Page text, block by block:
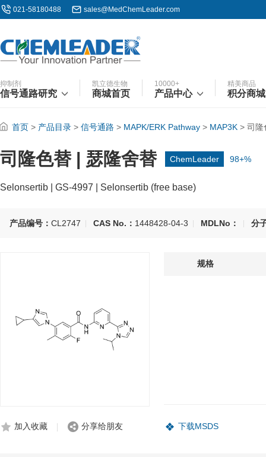
021-58180488 sales@MedChemLeader.com
抑制剂
信号通路研究
凯立德生物
商城首页
10000+
产品中心
精美商品
积分商城
首页 > 产品目录 > 信号通路 > MAPK/ERK Pathway > MAP3K > 司隆
司隆色替 | 瑟隆舍替 ChemLeader 98+%
Selonsertib | GS-4997 | Selonsertib (free base)
产品编号： CL2747 CAS No.： 1448428-04-3 MDLNo： 分
加入收藏 分享给朋友
规格
下载MSDS